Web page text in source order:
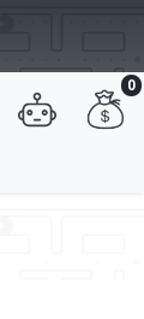
0